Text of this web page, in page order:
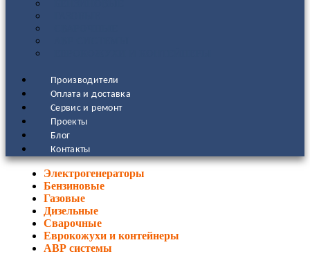
Производители
Оплата и доставка
Сервис и ремонт
Проекты
Блог
Контакты
Электрогенераторы
Бензиновые
Газовые
Дизельные
Сварочные
Еврокожухи и контейнеры
АВР системы